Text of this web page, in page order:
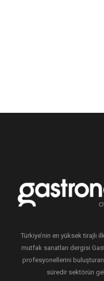
Türkiye’nin en yüksek tirajlı
mutfak sanatları dergisi
profesyonellerini buluşturan
süredir sektörün